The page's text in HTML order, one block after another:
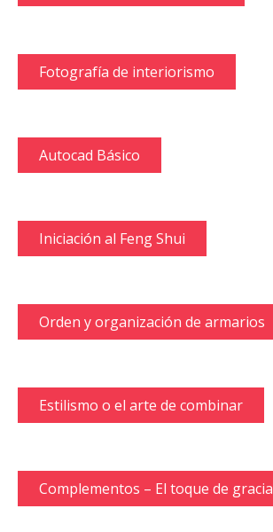
Fotografía de interiorismo
Autocad Básico
Iniciación al Feng Shui
Orden y organización de armarios
Estilismo o el arte de combinar
Complementos – El toque de gracia